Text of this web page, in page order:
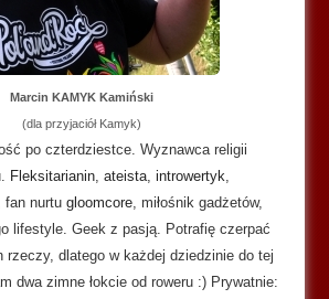
Marcin KAMYK Kamiński
(dla przyjaciół Kamyk)
po czterdziestce. Wyznawca religii
Fleksitarianin,ateista,introwertyk,
fan nurtugloomcore, miłośnik gadżetów,
lifestyle. Geek z pasją. Potrafię czerpać
rzeczy, dlatego w każdej dziedzinie do tej
dwa zimne łokcie od roweru :) Prywatnie: